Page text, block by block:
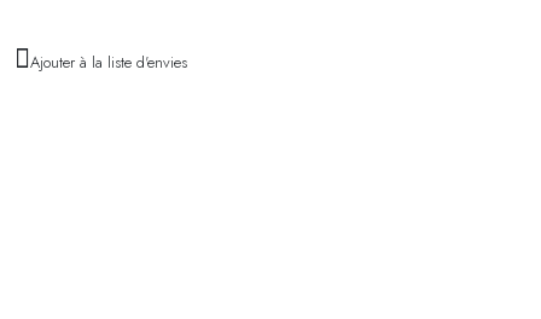
Ajouter à la liste d'envies